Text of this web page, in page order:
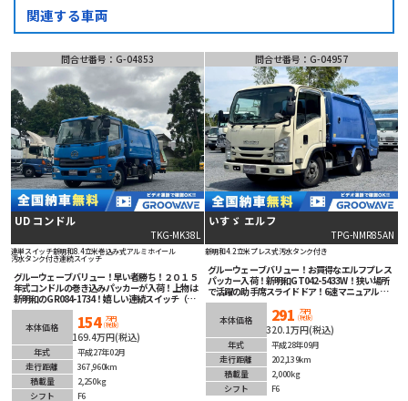
関連する車両
問合せ番号：G-04853
UD コンドル
TKG-MK38L
連単スイッチ新明和8.4立米巻込み式アルミホイール
汚水タンク付き連続スイッチ
グルーウェーブバリュー！早い者勝ち！２０１５
年式コンドルの巻き込みパッカーが入荷！上物は
新明和のGR084-1734！嬉しい連続スイッチ（連
単スイッチ）付き！８．４立米！マニュアル６速
で臨機応変なアクセルワークが可能！アルミホイ
ールが素敵です！安全装備充実！こんな車を探し
ていた！人気間違いなしの１台！
本体価格 154 万円
(税抜)
169.4万円(税込)
年式
平成27年02月
走行距離
367,960km
積載量
2,250kg
シフト
F6
問合せ番号：G-04957
いすゞ エルフ
TPG-NMR85AN
新明和4.2立米プレス式汚水タンク付き
グルーウェーブバリュー！お買得なエルフプレス
パッカー入荷！新明和GT042-5433W！狭い場所
で活躍の助手席スライドドア！6速マニュアル！
ETC車載器＆バックカメラ装備！
本体価格 291 万円
(税抜)
320.1万円(税込)
年式
平成28年09月
走行距離
202,139km
積載量
2,000kg
シフト
F6